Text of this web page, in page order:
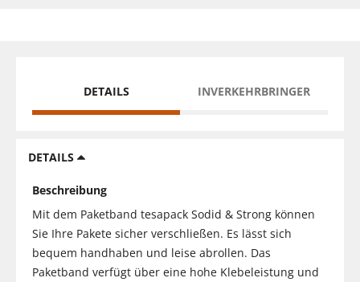
DETAILS INVERKEHRBRINGER
DETAILS
Beschreibung
Mit dem Paketband tesapack Sodid & Strong können
Sie Ihre Pakete sicher verschließen. Es lässt sich
bequem handhaben und leise abrollen. Das
Paketband verfügt über eine hohe Klebeleistung und